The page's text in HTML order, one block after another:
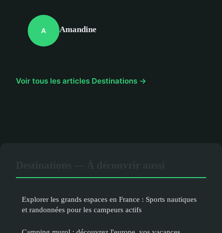
A Amandine
Voir tous les articles Destinations →
Explorer les grands espaces en France : Sports nautiques
et randonnées pour les campeurs actifs